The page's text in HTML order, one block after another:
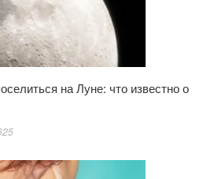
на Луне: что известно о